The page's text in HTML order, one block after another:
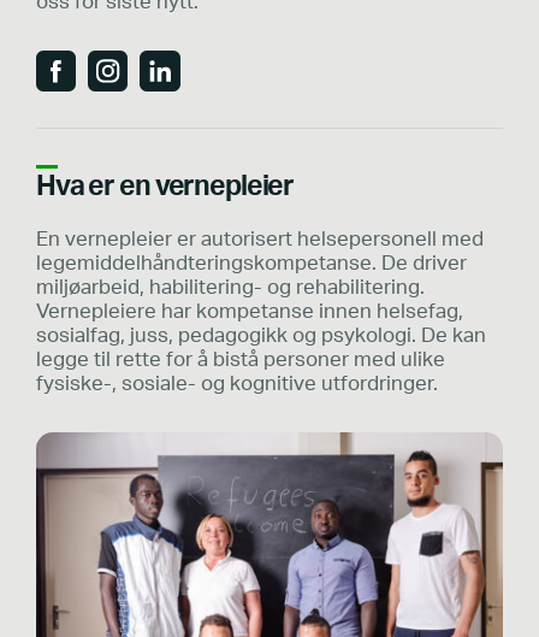
Hva er en vernepleier
En vernepleier er autorisert helsepersonell med
legemiddelhåndteringskompetanse. De driver
miljøarbeid, habilitering- og rehabilitering.
Vernepleiere har kompetanse innen helsefag,
sosialfag, juss, pedagogikk og psykologi. De kan
legge til rette for å bistå personer med ulike
fysiske-, sosiale- og kognitive utfordringer.